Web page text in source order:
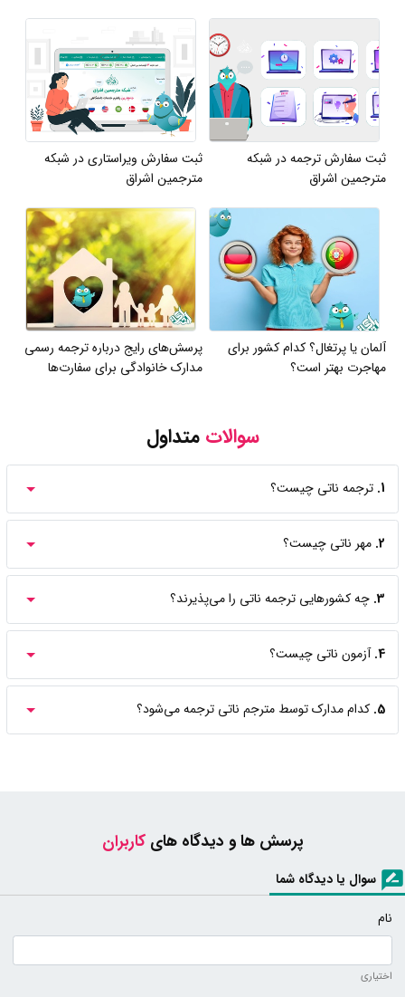
ثبت سفارش ترجمه در شبکه
مترجمین اشراق
ثبت سفارش ویراستاری در شبکه
مترجمین اشراق
آلمان یا پرتغال؟ کدام کشور برای
مهاجرت بهتر است؟
پرسش‌های رایج درباره ترجمه رسمی
مدارک خانوادگی برای سفارت‌ها
سوالاتمتداول
1. ترجمه ناتی چیست؟
2. مهر ناتی چیست؟
3. چه کشور‌هایی ترجمه ناتی را می‌پذیرند؟
4. آزمون ناتی چیست؟
5. کدام مدارک توسط مترجم ناتی ترجمه می‌شود؟
پرسش ها و دیدگاه هایکاربران
سوال یا دیدگاه شما
نام
اختیاری